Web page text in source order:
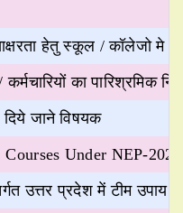
हेतु स्कूल / कॉलेजो
का पारिश्रमिक
दिये जाने विषयक
Under NEP-2020
उत्तर प्रदेश में टीम